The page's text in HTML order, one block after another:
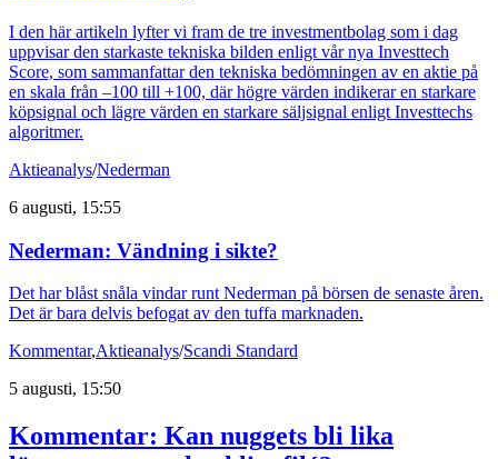
I den här artikeln lyfter vi fram de tre investmentbolag som i dag
uppvisar den starkaste tekniska bilden enligt vår nya Investtech
Score, som sammanfattar den tekniska bedömningen av en aktie på
en skala från –100 till +100, där högre värden indikerar en starkare
köpsignal och lägre värden en starkare säljsignal enligt Investtechs
algoritmer.
Aktieanalys/Nederman
6 augusti, 15:55
Nederman: Vändning i sikte?
Det har blåst snåla vindar runt Nederman på börsen de senaste åren.
Det är bara delvis befogat av den tuffa marknaden.
Kommentar,Aktieanalys/Scandi Standard
5 augusti, 15:50
Kommentar: Kan nuggets bli lika